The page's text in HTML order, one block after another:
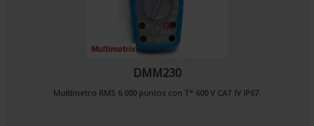
DMM230
Multímetro RMS 6.000 puntos con T° 600 V CAT IV IP67.